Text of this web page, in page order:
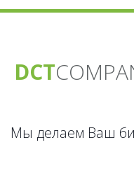
DCT
Мы делаем Ваш